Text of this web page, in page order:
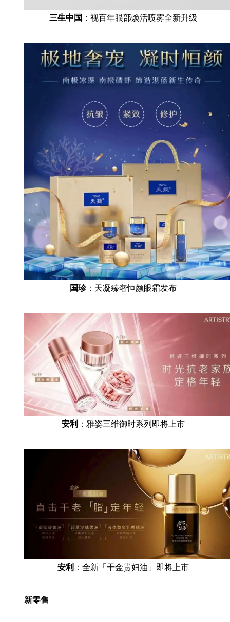
三生中国 ：视百年眼部焕活喷雾全新升级
国珍：天凝臻奢恒颜眼霜发布
安利 ：雅姿三维御时系列即将上市
安利 ：全新「干金贵妇油」即将上市
新零售